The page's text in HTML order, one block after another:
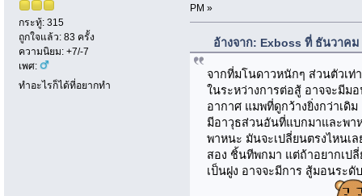
กระทู้: 315
ถูกใจแล้ว: 83 ครั้ง
ความนิยม: +7/-7
เพศ:
ทำอะไรก็ได้ที่อยากทำ
PM »
อ้างจาก: Exboss ที่ ธันวาคม
จากที่มโนดาวหนักๆ ส่วนตัวเท่
ในระหว่างการต่อสู้ อาจจะมีม
อากาศ แมพที่ดูกว้างยิ่งกว่าเดิม
มีอาวุธส่วนอันที่แบกมาและพา
พาหนะ มันจะเปลี่ยนตรงไหนเ
สอง ชิ้นทีพกมา แต่ถ้าอยากเป
เป็นฝูง อาจจะมีการ สู้มอนระ